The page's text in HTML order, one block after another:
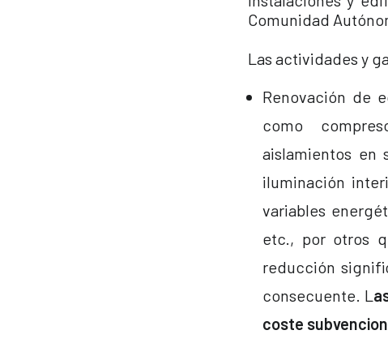
Comunidad
Las actividades y
Renovación de
como
aislamientos en
iluminación
variables
etc., por otros
reducción
consecuente. L
coste